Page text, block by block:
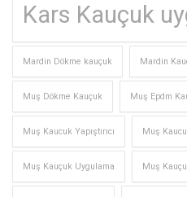
Kars Kauçuk
Mardin Dökme kauçuk Mardin
Muş Dökme Kauçuk Muş Epdm
Muş Kaucuk Yapıştırıcı Muş
Muş Kauçuk Uygulama Muş